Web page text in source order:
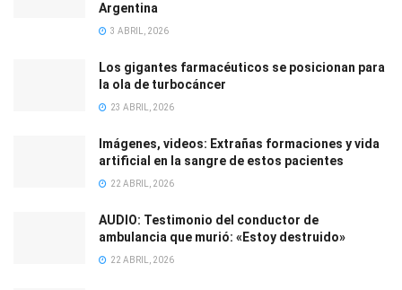
Argentina
3 ABRIL, 2026
Los gigantes farmacéuticos se posicionan para
la ola de turbocáncer
23 ABRIL, 2026
Imágenes, videos: Extrañas formaciones y vida
artificial en la sangre de estos pacientes
22 ABRIL, 2026
AUDIO: Testimonio del conductor de
ambulancia que murió: «Estoy destruido»
22 ABRIL, 2026